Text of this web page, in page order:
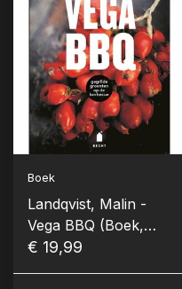
Boek
Landqvist, Malin -
Vega BBQ (Boek,
Vegetarisch)
€ 19,99